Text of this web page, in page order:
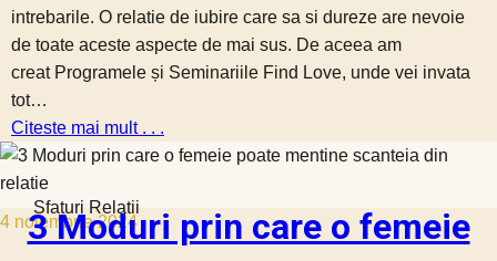
intrebarile. O relatie de iubire care sa si dureze are nevoie
de toate aceste aspecte de mai sus. De aceea am
creat Programele și Seminariile Find Love, unde vei invata
tot…
Citeste mai mult . . .
4 noiembrie 2024
Sfaturi Relatii
3 Moduri prin care o femeie